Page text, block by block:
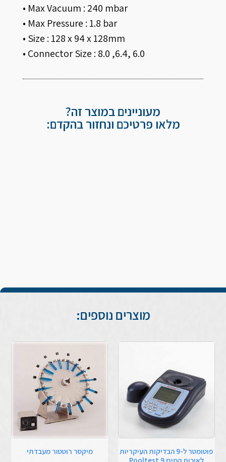
• Max Vacuum : 240 mbar
• Max Pressure : 1.8 bar
• Size : 128 x 94 x 128mm
• Connector Size : 8.0 ,6.4, 6.0
מעוניינים במוצר זה?
מלאו פרטיכם ונחזור בהקדם:
מוצרים נוספים:
פוטומטר ל-9 הבדיקות העיקריות
מיקסר רוטטור מעבדתי